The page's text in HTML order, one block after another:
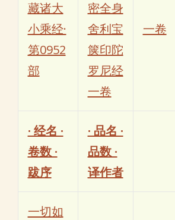
藏诸大
小乘经·
第0952
部
密全身
舍利宝
箧印陀
罗尼经
一卷
一卷
· 经名 ·
卷数 ·
跋序
· 品名 ·
品数 ·
译作者
一切如